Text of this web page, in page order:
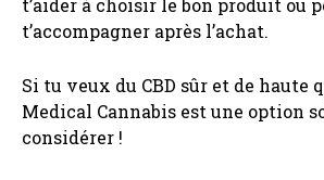
t’aider à choisir le bon produit ou
t’accompagner après l’achat.
Si tu veux du CBD sûr et de haute
Medical Cannabis est une option
considérer !